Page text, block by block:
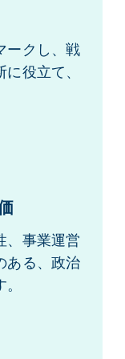
ークし、戦
役立て、
、事業運営
ある、政治